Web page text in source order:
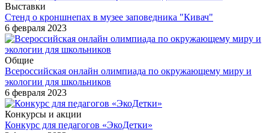
Выставки
Стенд о кроншнепах в музее заповедника "Кивач"
6 февраля 2023
Общие
Всероссийская онлайн олимпиада по окружающему миру и
экологии для школьников
6 февраля 2023
Конкурсы и акции
Конкурс для педагогов «ЭкоДетки»